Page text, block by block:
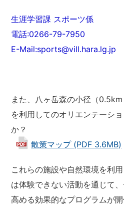
生涯学習課 スポーツ係
電話:0266-79-7950
E-Mail:sports@vill.hara.lg.jp
また、八ヶ岳森の小径（
を利用してのオリエンテーシ
か？
散策マップ (PDF 3.6MB)
これらの施設や自然環境を利
は体験できない活動を通じて
高める効果的なプログラムが開